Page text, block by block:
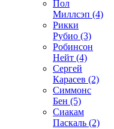
Пол
Миллсэп (4)
Рикки
Рубио (3)
Робинсон
Нейт (4)
Сергей
Карасев (2)
Симмонс
Бен (5)
Сиакам
Паскаль (2)